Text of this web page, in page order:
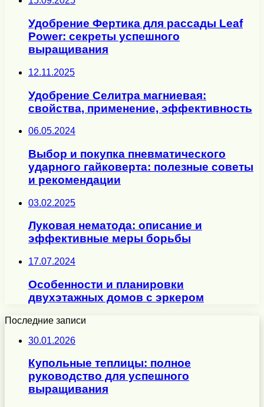
Удобрение Фертика для рассады Leaf
Power: секреты успешного
выращивания
12.11.2025
Удобрение Селитра магниевая:
свойства, применение, эффективность
06.05.2024
Выбор и покупка пневматического
ударного гайковерта: полезные советы
и рекомендации
03.02.2025
Луковая нематода: описание и
эффективные меры борьбы
17.07.2024
Особенности и планировки
двухэтажных домов с эркером
Последние записи
30.01.2026
Купольные теплицы: полное
руководство для успешного
выращивания